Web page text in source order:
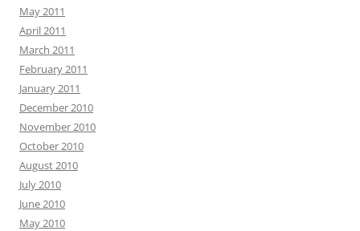
May 2011
April 2011
March 2011
February 2011
January 2011
December 2010
November 2010
October 2010
August 2010
July 2010
June 2010
May 2010